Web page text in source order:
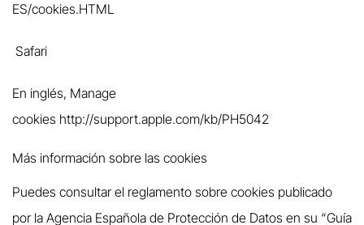
ES/cookies.HTML
Safari
En inglés, Manage
cookies http://support.apple.com/kb/PH5042
Más información sobre las cookies
Puedes consultar el reglamento sobre cookies publicado
por la Agencia Española de Protección de Datos en su “Guía